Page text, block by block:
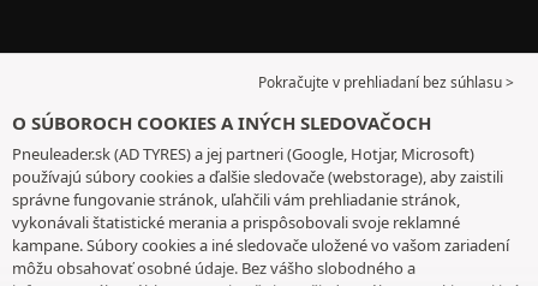
Pokračujte v prehliadaní bez súhlasu >
O SÚBOROCH COOKIES A INÝCH SLEDOVAČOCH
Pneuleader.sk (AD TYRES) a jej partneri (Google, Hotjar, Microsoft)
používajú súbory cookies a ďalšie sledovače (webstorage), aby zaistili
správne fungovanie stránok, uľahčili vám prehliadanie stránok,
vykonávali štatistické merania a prispôsobovali svoje reklamné
kampane. Súbory cookies a iné sledovače uložené vo vašom zariadení
môžu obsahovať osobné údaje. Bez vášho slobodného a